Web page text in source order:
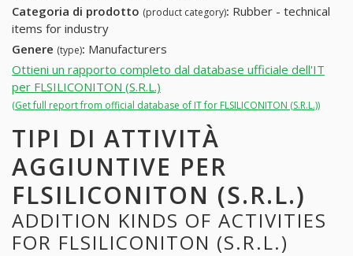
Categoria di prodotto (product category): Rubber - technical
items for industry
Genere (type): Manufacturers
Ottieni un rapporto completo dal database ufficiale dell'IT
per FLSILICONITON (S.R.L.)
(Get full report from official database of IT for FLSILICONITON (S.R.L.))
TIPI DI ATTIVITÀ
AGGIUNTIVE PER
FLSILICONITON (S.R.L.)
ADDITION KINDS OF ACTIVITIES
FOR FLSILICONITON (S.R.L.)